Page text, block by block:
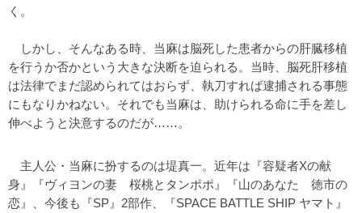
く。
しかし、そんなある時、当麻は脳死した患者からの肝臓移植
を行うか否かという大きな決断を迫られる。当時、脳死肝移植
は法律でまだ認められてはおらず、執刀すれば逮捕される事態
にもなりかねない。それでも当麻は、助けられる命に手を差し
伸べようと決意するのだが……。
主人公・当麻に扮するのは堤真一。近年は『容疑者Xの献
身』『ヴィヨンの妻 桜桃とタンポポ』『山のあなた 徳市の
恋』、今後も『SP』2部作、『SPACE BATTLE SHIP ヤマト』